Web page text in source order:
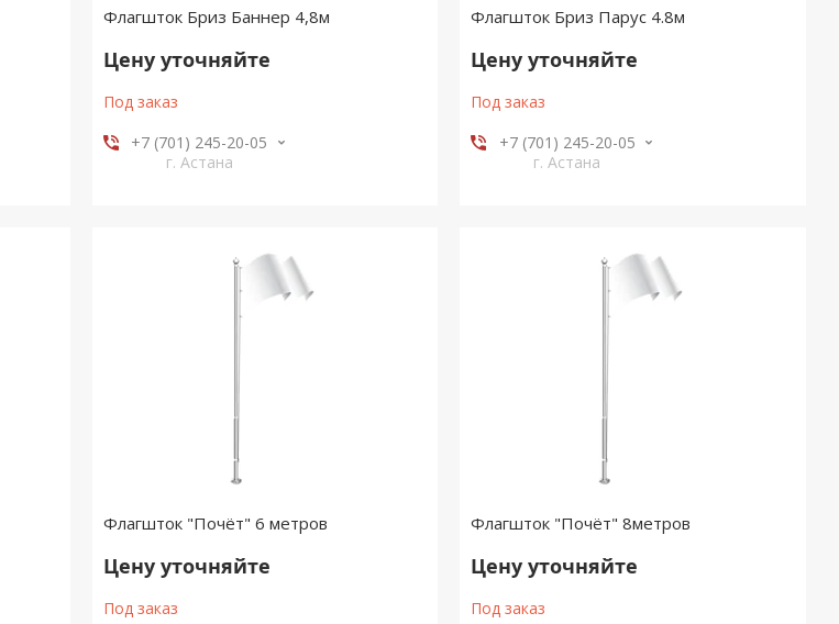
Флагшток Бриз Баннер 4,8м
Цену уточняйте
Под заказ
+7 (701) 245-20-05
г. Астана
Флагшток Бриз Парус 4.8м
Цену уточняйте
Под заказ
+7 (701) 245-20-05
г. Астана
Флагшток "Почёт" 6 метров
Цену уточняйте
Под заказ
Флагшток "Почёт" 8метров
Цену уточняйте
Под заказ